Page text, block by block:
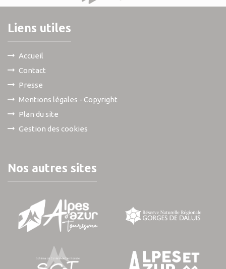
Liens utiles
Accueil
Contact
Presse
Mentions légales - Copyright
Plan du site
Gestion des cookies
Nos autres sites